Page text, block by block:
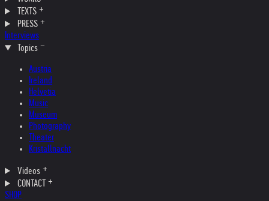
TEXTS
PRESS
Interviews
Topics
Austria
Ireland
Helvetia
Music
Museum
Photography
Theater
Kristallnacht
Videos
CONTACT
SHOP